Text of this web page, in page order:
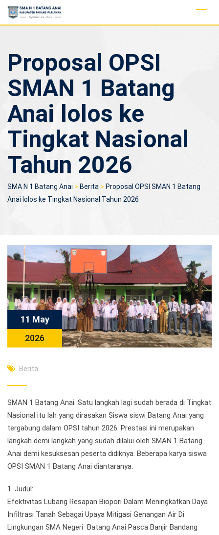
Skip
Proposal OPSI
SMAN 1 Batang
Anai lolos ke
Tingkat Nasional
Tahun 2026
SMA N 1 Batang Anai > Berita > Proposal OPSI SMAN 1 Batang
Anai lolos ke Tingkat Nasional Tahun 2026
11 May
2026
Berita
SMAN 1 Batang Anai. Satu langkah lagi sudah berada di Tingkat
Nasional itu lah yang dirasakan Siswa siswi Batang Anai yang
tergabung dalam OPSI tahun 2026. Prestasi ini merupakan
langkah demi langkah yang sudah dilalui oleh SMAN 1 Batang
Anai demi kesuksesan peserta didiknya. Beberapa karya siswa
OPSI SMAN 1 Batang Anai diantaranya.
1. Judul:
Efektivitas Lubang Resapan Biopori Dalam Meningkatkan Daya
Infiltrasi Tanah Sebagai Upaya Mitigasi Genangan Air Di
Lingkungan SMA Negeri Batang Anai Pasca Banjir Bandang